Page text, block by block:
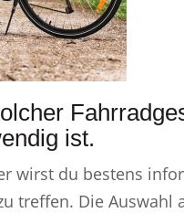
ist.
wirst du bestens
treffen. Die